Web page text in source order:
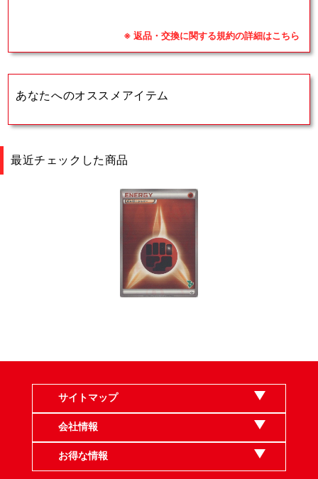
※ 返品・交換に関する規約の詳細はこちら
あなたへのオススメアイテム
最近チェックした商品
サイトマップ
会社情報
お得な情報